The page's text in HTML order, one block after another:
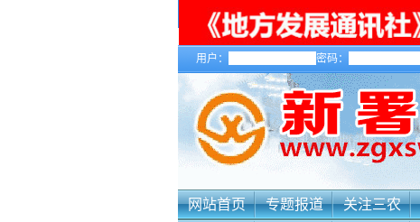
用户： 密码：
关于我们
网站首页 专题报道 关注三农